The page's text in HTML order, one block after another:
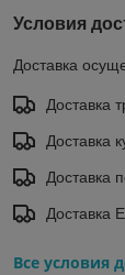
Условия
Доставка
Доставка
Доставка
Доставка
Доставка
Все условия